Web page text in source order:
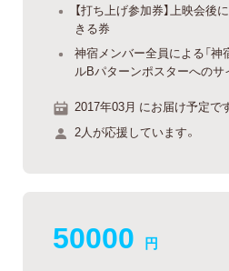
【打ち上げ参加券】上映会後
きる券
神宿メンバー全員による「神
ルBパターンポスターへのサ
2017年03月 にお届け予定で
2人が応援しています。
50000 円